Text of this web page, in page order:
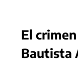
El
Bautista